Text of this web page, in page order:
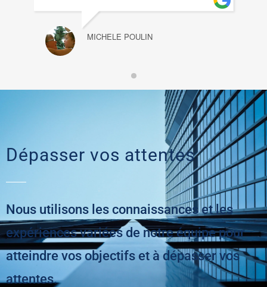
MICHELE POULIN
Dépasser vos attentes
Nous utilisons les connaissances et les
expériences variées de notre équipe pour
atteindre vos objectifs et à dépasser vos
attentes.